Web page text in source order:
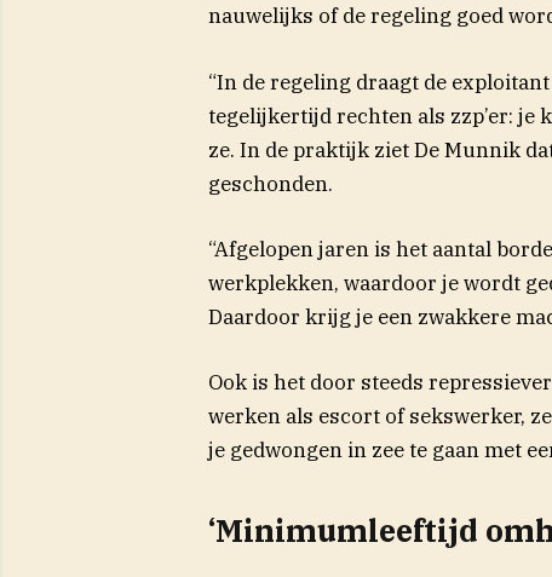
nauwelijks of de regeling goed
“In de regeling draagt de
tegelijkertijd rechten als zzp’er: je
ze. In de praktijk ziet De Munnik
geschonden.
“Afgelopen jaren is het aantal
werkplekken, waardoor je wordt
Daardoor krijg je een zwakkere
Ook is het door steeds
werken als escort of sekswerker,
je gedwongen in zee te gaan met
‘Minimumleeftijd